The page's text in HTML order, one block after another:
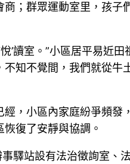
；群眾運動室里，孩子
’讀室。”小區居平易近
知不覺間，我們就從
，小區內家庭紛爭頻發
復了安靜與協調。
驛站設有法治徵詢室、